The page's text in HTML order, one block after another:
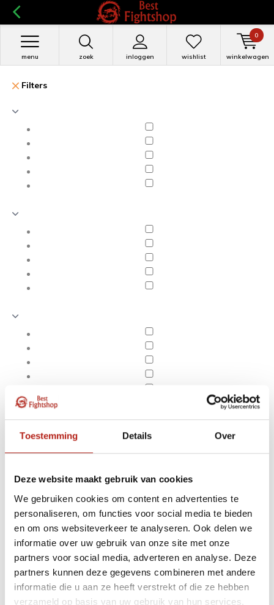
Toestemming Details Over
Deze website maakt gebruik van cookies
We gebruiken cookies om content en advertenties te
personaliseren, om functies voor social media te bieden
en om ons websiteverkeer te analyseren. Ook delen we
informatie over uw gebruik van onze site met onze
partners voor social media, adverteren en analyse. Deze
partners kunnen deze gegevens combineren met andere
informatie die u aan ze heeft verstrekt of die ze hebben
verzameld op basis van uw gebruik van hun services.
zoek inloggen
menu wishlist winkelwagen
0
Filters
Apply filters
Producten getagd met
BJJ riem
Producten
Filter